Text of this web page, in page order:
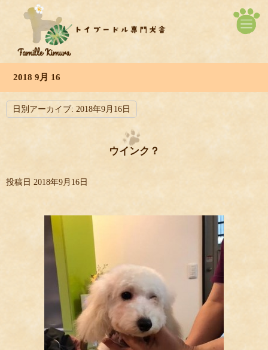
2018 9月 16
日別アーカイブ: 2018年9月16日
ウインク？
投稿日 2018年9月16日